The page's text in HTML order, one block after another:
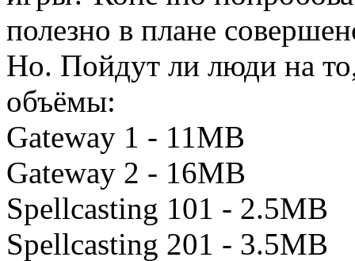
полезно в плане
Но. Пойдут ли люди на
объёмы:
Gateway 1 - 11MB
Gateway 2 - 16MB
Spellcasting 101 - 2.5MB
Spellcasting 201 - 3.5MB